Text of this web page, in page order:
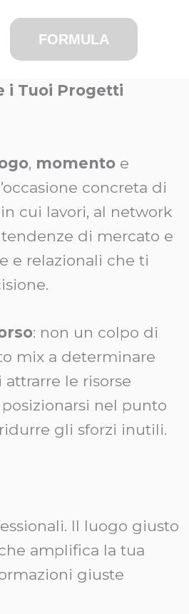
FORMULA
i Tuoi Progetti
, momento e
concreta di
cui lavori, al network
di mercato e
e relazionali che ti
: non un colpo di
mix a determinare
le risorse
nel punto
gli sforzi inutili.
Il luogo giusto
amplifica la tua
giuste